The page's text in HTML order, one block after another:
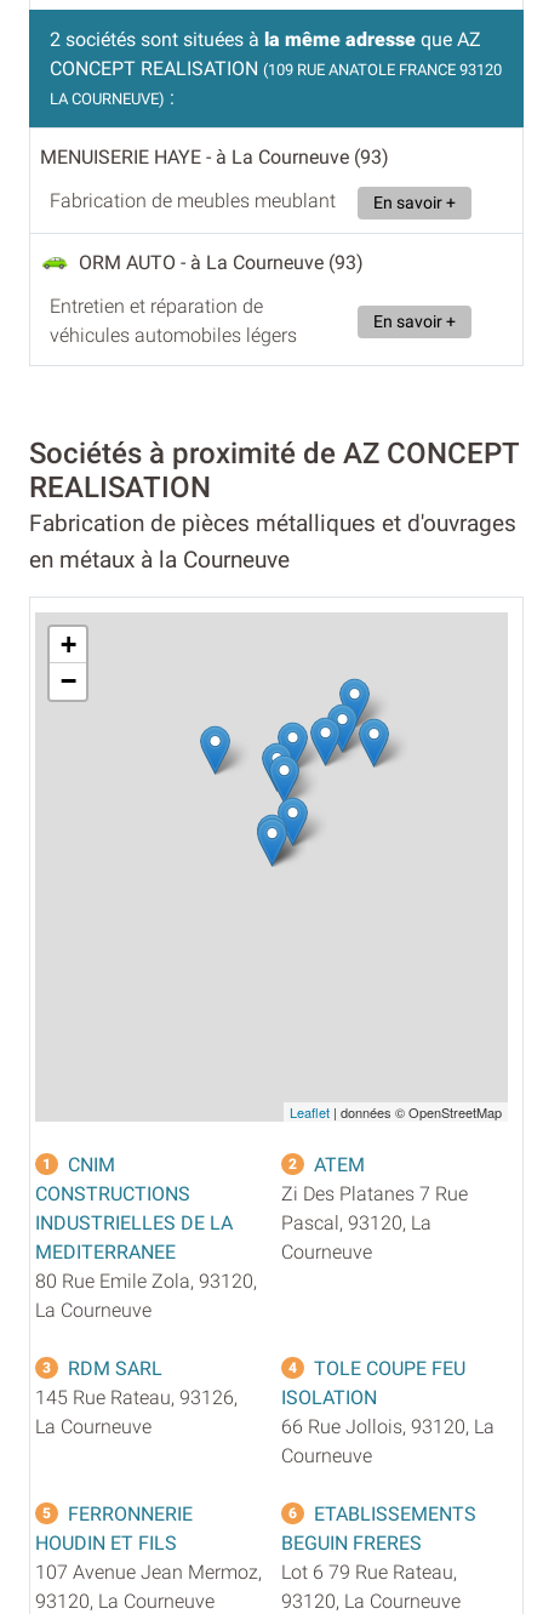
2 sociétés sont situées à la même adresse que AZ
CONCEPT REALISATION (109 RUE ANATOLE FRANCE 93120
LA COURNEUVE) :
MENUISERIE HAYE - à La Courneuve (93)
Fabrication de meubles meublant
En savoir +
ORM AUTO - à La Courneuve (93)
Entretien et réparation de
véhicules automobiles légers
En savoir +
Sociétés à proximité de AZ CONCEPT
REALISATION
Fabrication de pièces métalliques et d'ouvrages
en métaux à la Courneuve
+
−
Leaflet | données © OpenStreetMap
1
CNIM
CONSTRUCTIONS
INDUSTRIELLES DE LA
MEDITERRANEE
80 Rue Emile Zola, 93120,
La Courneuve
2
ATEM
Zi Des Platanes 7 Rue
Pascal, 93120, La
Courneuve
3
RDM SARL
145 Rue Rateau, 93126,
La Courneuve
4
TOLE COUPE FEU
ISOLATION
66 Rue Jollois, 93120, La
Courneuve
5
FERRONNERIE
HOUDIN ET FILS
107 Avenue Jean Mermoz,
93120, La Courneuve
6
ETABLISSEMENTS
BEGUIN FRERES
Lot 6 79 Rue Rateau,
93120, La Courneuve